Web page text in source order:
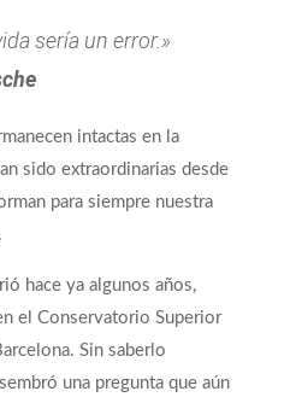
sería un error.»
intactas en la
sido extraordinarias desde
para siempre nuestra
hace ya algunos años,
el Conservatorio Superior
Sin saberlo
una pregunta que aún